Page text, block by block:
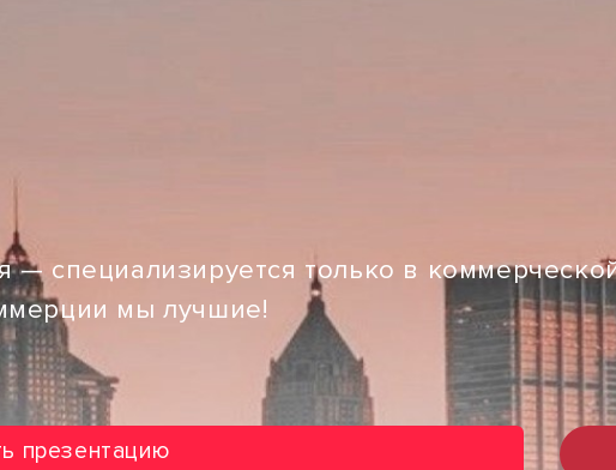
— специализируется только в
мы лучшие!
презентацию